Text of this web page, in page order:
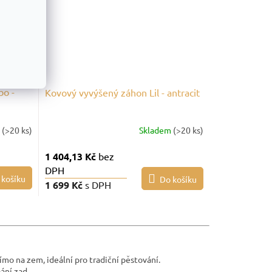
-
(>20 ks)
Kovový vyvýšený záhon Lil - antracit
Skladem (>20 ks)
1 404,13 Kč bez
DPH
1 699 Kč s DPH Do košíku
na zem, ideální pro tradiční pěstování.